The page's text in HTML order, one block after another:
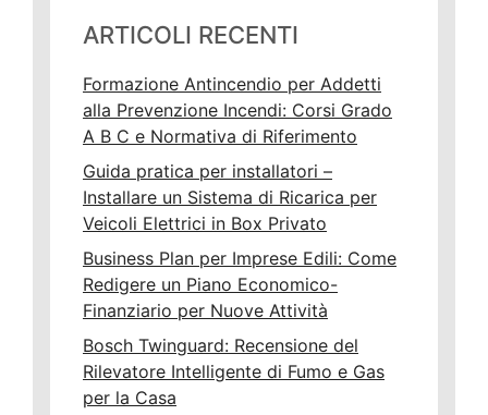
ARTICOLI RECENTI
Formazione Antincendio per Addetti
alla Prevenzione Incendi: Corsi Grado
A B C e Normativa di Riferimento
Guida pratica per installatori –
Installare un Sistema di Ricarica per
Veicoli Elettrici in Box Privato
Business Plan per Imprese Edili: Come
Redigere un Piano Economico-
Finanziario per Nuove Attività
Bosch Twinguard: Recensione del
Rilevatore Intelligente di Fumo e Gas
per la Casa